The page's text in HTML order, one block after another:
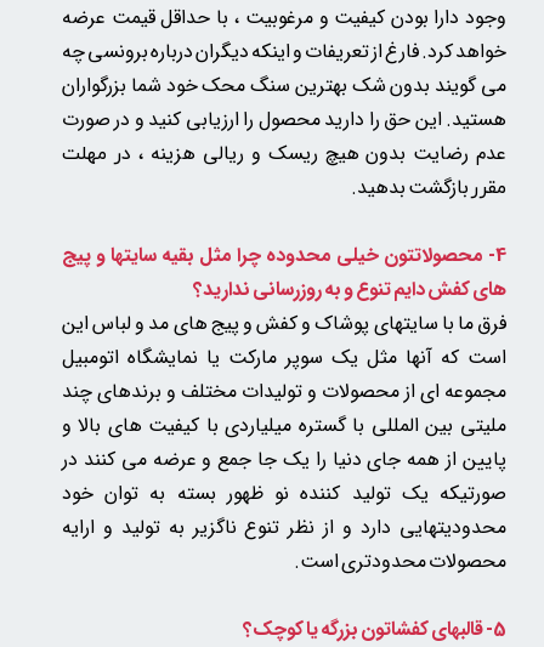
وجود دارا بودن کیفیت و مرغوبیت ، با حداقل قیمت عرضه
خواهد کرد. فارغ از تعریفات و اینکه دیگران درباره برونسی چه
می گویند بدون شک بهترین سنگ محک خود شما بزرگواران
هستید. این حق را دارید محصول را ارزیابی کنید و در صورت
عدم رضایت بدون هیچ ریسک و ریالی هزینه ، در مهلت
مقرر بازگشت بدهید.
4- محصولاتتون خیلی محدوده چرا مثل بقیه سایتها و پیج
های کفش دایم تنوع و به روزرسانی ندارید؟
فرق ما با سایتهای پوشاک و کفش و پیج های مد و لباس این
است که آنها مثل یک سوپر مارکت یا نمایشگاه اتومبیل
مجموعه ای از محصولات و تولیدات مختلف و برندهای چند
ملیتی بین المللی با گستره میلیاردی با کیفیت های بالا و
پایین از همه جای دنیا را یک جا جمع و عرضه می کنند در
صورتیکه یک تولید کننده نو ظهور بسته به توان خود
محدودیتهایی دارد و از نظر تنوع ناگزیر به تولید و ارایه
محصولات محدودتری است.
5- قالبهای کفشاتون بزرگه یا کوچک؟